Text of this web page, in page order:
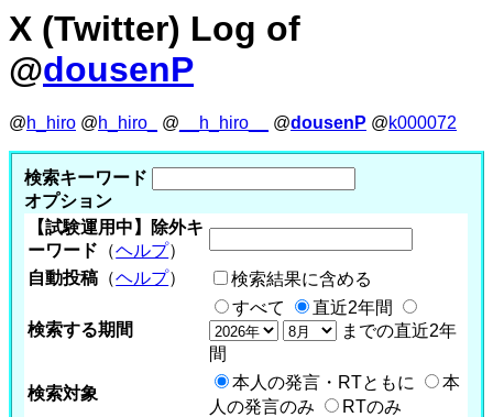
X (Twitter) Log of
@dousenP
@h_hiro @h_hiro_ @ __h_hiro__ @dousenP @k000072
検索キーワード
オプション
【試験運用中】除外キ
ーワード （ヘルプ）
自動投稿 （ヘルプ） 検索結果に含める
検索する期間
すべて
直近2年間
までの直近2年
間
検索対象
本人の発言・RTともに
本
人の発言のみ
RTのみ